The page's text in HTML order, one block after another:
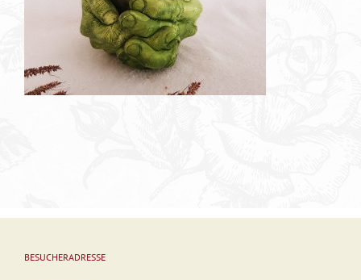
BESUCHERADRESSE